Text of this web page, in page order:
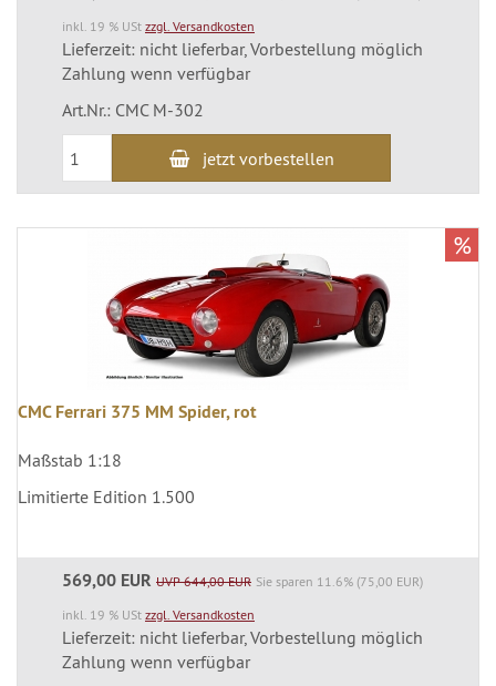
inkl. 19 % USt zzgl. Versandkosten
Lieferzeit: nicht lieferbar, Vorbestellung möglich
Zahlung wenn verfügbar
Art.Nr.: CMC M-302
jetzt vorbestellen
CMC Ferrari 375 MM Spider, rot
Maßstab 1:18
Limitierte Edition 1.500
569,00 EUR UVP 644,00 EUR Sie sparen 11.6% (75,00 EUR)
inkl. 19 % USt zzgl. Versandkosten
Lieferzeit: nicht lieferbar, Vorbestellung möglich
Zahlung wenn verfügbar
%